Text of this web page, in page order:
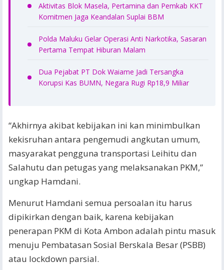
Aktivitas Blok Masela, Pertamina dan Pemkab KKT
Komitmen Jaga Keandalan Suplai BBM
Polda Maluku Gelar Operasi Anti Narkotika, Sasaran
Pertama Tempat Hiburan Malam
Dua Pejabat PT Dok Waiame Jadi Tersangka
Korupsi Kas BUMN, Negara Rugi Rp18,9 Miliar
“Akhirnya akibat kebijakan ini kan minimbulkan
kekisruhan antara pengemudi angkutan umum,
masyarakat pengguna transportasi Leihitu dan
Salahutu dan petugas yang melaksanakan PKM,”
ungkap Hamdani.
Menurut Hamdani semua persoalan itu harus
dipikirkan dengan baik, karena kebijakan
penerapan PKM di Kota Ambon adalah pintu masuk
menuju Pembatasan Sosial Berskala Besar (PSBB)
atau lockdown parsial.